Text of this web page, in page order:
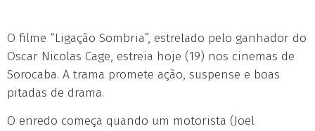
O filme “Ligação Sombria”, estrelado pelo ganhador do
Oscar Nicolas Cage, estreia hoje (19) nos cinemas de
Sorocaba. A trama promete ação, suspense e boas
pitadas de drama.
O enredo começa quando um motorista (Joel